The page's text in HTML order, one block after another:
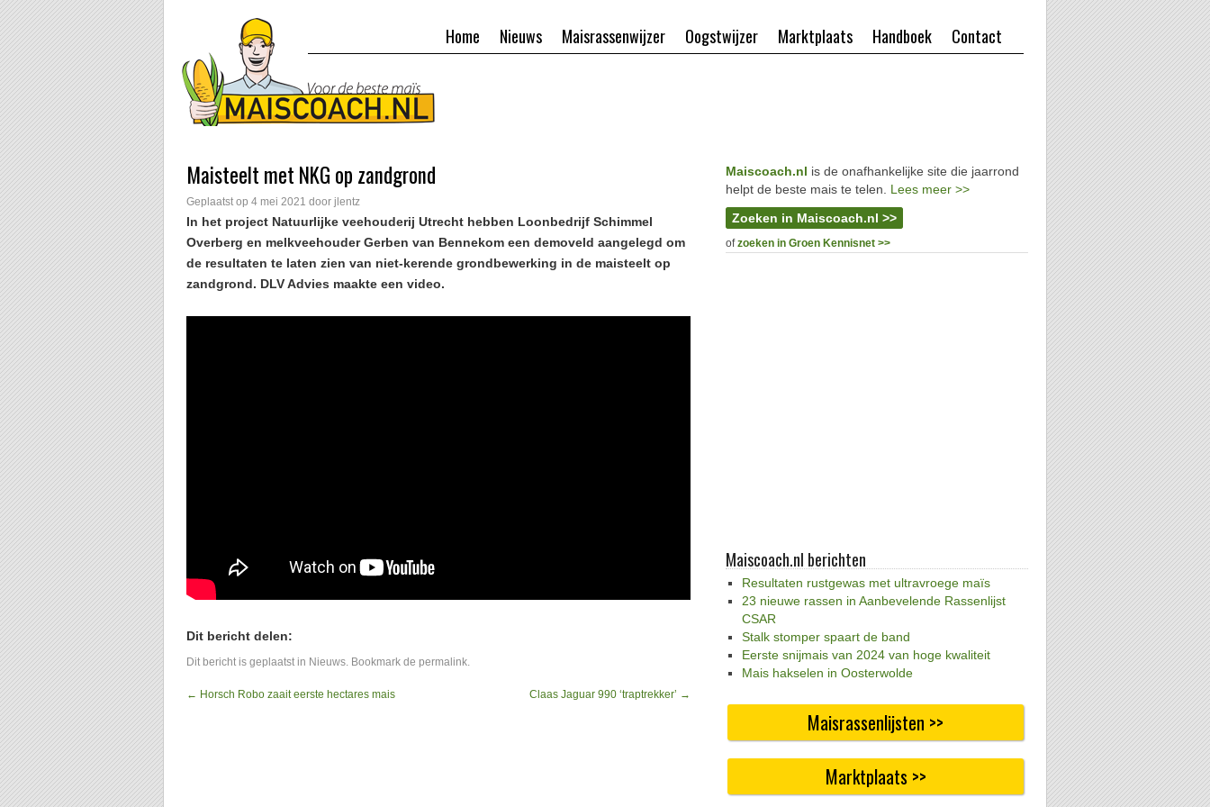
Contact
Handboek
Marktplaats
Oogstwijzer
Maisrassenwijzer
Nieuws
Home
Maisteelt met NKG op zandgrond
Geplaatst op 4 mei 2021 door jlentz
In het project Natuurlijke veehouderij Utrecht hebben Loonbedrijf Schimmel
Overberg en melkveehouder Gerben van Bennekom een demoveld aangelegd om
de resultaten te laten zien van niet-kerende grondbewerking in de maisteelt op
zandgrond. DLV Advies maakte een video.
Dit bericht delen:
Dit bericht is geplaatst in Nieuws. Bookmark de permalink.
← Horsch Robo zaait eerste hectares mais Claas Jaguar 990 ‘traptrekker’ →
Maiscoach.nl is de onafhankelijke site die jaarrond
helpt de beste mais te telen. Lees meer >>
Zoeken in Maiscoach.nl >>
ofzoeken in Groen Kennisnet >>
Maiscoach.nl berichten
Resultaten rustgewas met ultravroege maïs
23 nieuwe rassen in Aanbevelende Rassenlijst
CSAR
Stalk stomper spaart de band
Eerste snijmais van 2024 van hoge kwaliteit
Mais hakselen in Oosterwolde
Maisrassenlijsten >>
Marktplaats >>